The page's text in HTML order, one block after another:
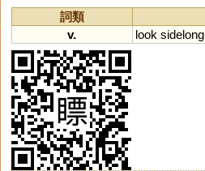
詞類
v.
look sidelong